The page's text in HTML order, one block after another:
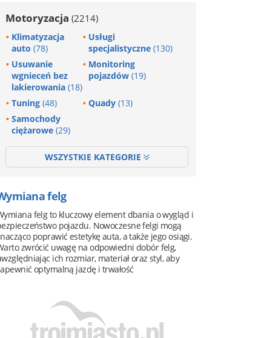
Motoryzacja (2214)
Klimatyzacja
auto (78)
Usługi
specjalistyczne (130)
Usuwanie
wgnieceń bez
lakierowania (18)
Monitoring
pojazdów (19)
Tuning (48) Quady (13)
Samochody
ciężarowe (29)
WSZYSTKIE KATEGORIE
felg
felg to kluczowy element dbania o wygląd i
pojazdu. Nowoczesne felgi mogą
poprawić estetykę auta, a także jego osiągi.
zwrócić uwagę na odpowiedni dobór felg,
ich rozmiar, materiał oraz styl, aby
optymalną jazdę i trwałość